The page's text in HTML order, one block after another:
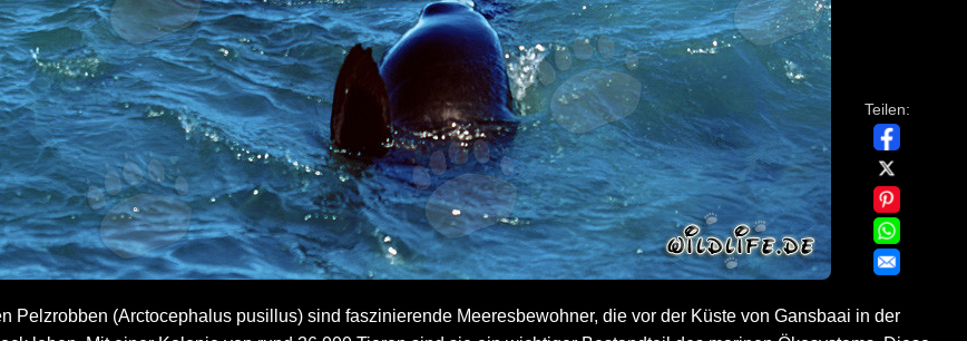
Teilen:
Pelzrobben (Arctocephalus pusillus) sind faszinierende Meeresbewohner, die vor der Küste von Gansbaai in der